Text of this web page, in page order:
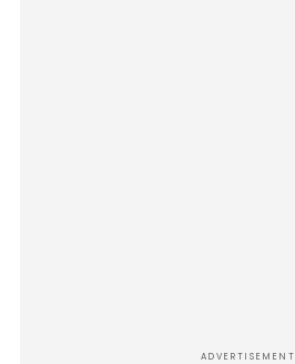
ADVERTISEMENT